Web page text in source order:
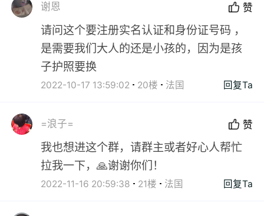
谢恩 赞
请问这个要注册实名认证和身份证号码 ，
是需要我们大人的还是小孩的，因为是孩
子护照要换
2022-10-17 13:59:02 20楼 法国 回复Ta
=浪子= 赞
我也想进这个群，请群主或者好心人帮忙
拉我一下，🙏谢谢你们！
2022-11-16 20:59:38 21楼 法国 回复Ta